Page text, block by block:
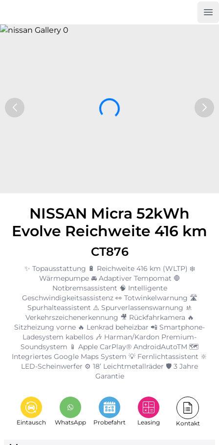
NISSAN Micra 52kWh
Evolve Reichweite 416 km
CT876
✨ Topausstattung 🔋 Reichweite 416 km (WLTP) ❄️
Wärmepumpe 🚘 Adaptiver Tempomat 🛑
Notbremsassistent 🧠 Intelligente
Geschwindigkeitsassistenz 👀 Totwinkelwarnung 🛣️
Spurhalteassistent ⚠️ Spurverlassenswarnung 🚸
Verkehrszeichenerkennung 🎥 Rückfahrkamera 🔥
Sitzheizung vorne 🔥 Lenkrad beheizbar 📲 Smartphone-
Ladesystem kabellos 🎶 Harman/Kardon Premium-
Soundsystem 📱 Apple CarPlay® AndroidAutoTM 🗺️
Integriertes Google Maps System 💡 Fernlichtassistent 🔆
LED-Scheinwerfer ⚙️ 18’ Leichtmetallräder 🛡️ 3 Jahre
Garantie
Eintausch WhatsApp Probefahrt Leasing Kontakt